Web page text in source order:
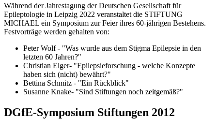
Während der Jahrestagung der Deutschen Gesellschaft für
Epileptologie in Leipzig 2022 veranstaltet die STIFTUNG
MICHAEL ein Symposium zur Feier ihres 60-jährigen Bestehens.
Festvorträge werden gehalten von:
Peter Wolf - "Was wurde aus dem Stigma Epilepsie in den
letzten 60 Jahren?"
Christian Elger- "Epilepsieforschung - welche Konzepte
haben sich (nicht) bewährt?"
Bettina Schmitz - "Ein Rückblick"
Susanne Knake- "Sind Stiftungen noch zeitgemäß?"
DGfE-Symposium Stiftungen 2012